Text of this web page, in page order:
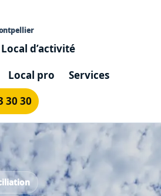
Local d’activité
Local pro
Services
30 30